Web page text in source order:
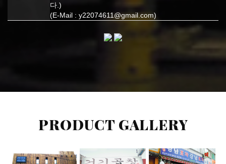
다.)
(E-Mail : y22074611@gmail.com)
PRODUCT GALLERY